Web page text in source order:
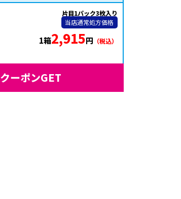
片目1パック3枚入り
当店通常処方価格
1箱2,915円 （税込）
クーポンGET